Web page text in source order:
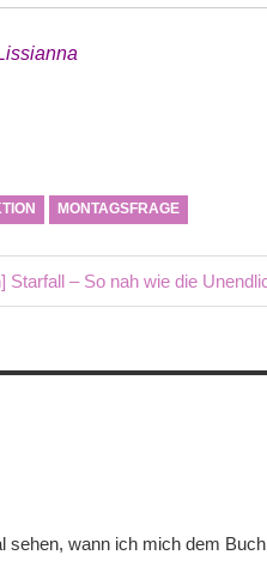
MONTAGSFRAGE
Starfall – So nah wie die
sehen, wann ich mich dem